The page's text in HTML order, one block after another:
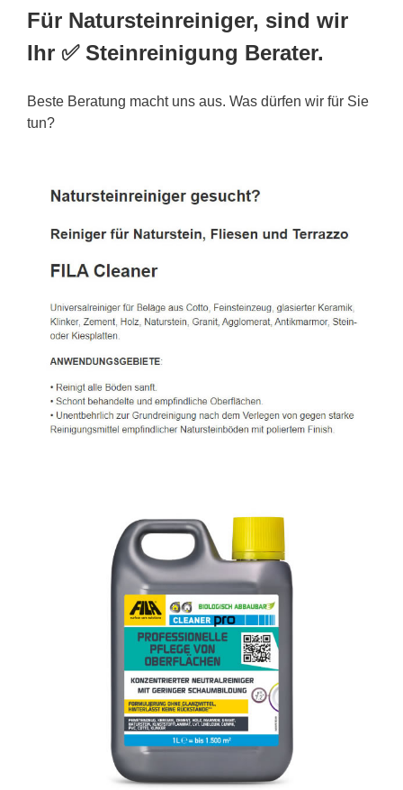
Für Natursteinreiniger, sind wir
Ihr ✅ Steinreinigung Berater.
Beste Beratung macht uns aus. Was dürfen wir für Sie
tun?